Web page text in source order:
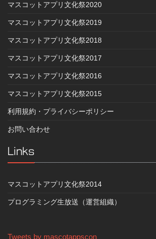
マスコットアプリ文化祭2020
マスコットアプリ文化祭2019
マスコットアプリ文化祭2018
マスコットアプリ文化祭2017
マスコットアプリ文化祭2016
マスコットアプリ文化祭2015
利用規約・プライバシーポリシー
お問い合わせ
Links
マスコットアプリ文化祭2014
プログラミング生放送（運営組織）
Tweets by mascotappscon